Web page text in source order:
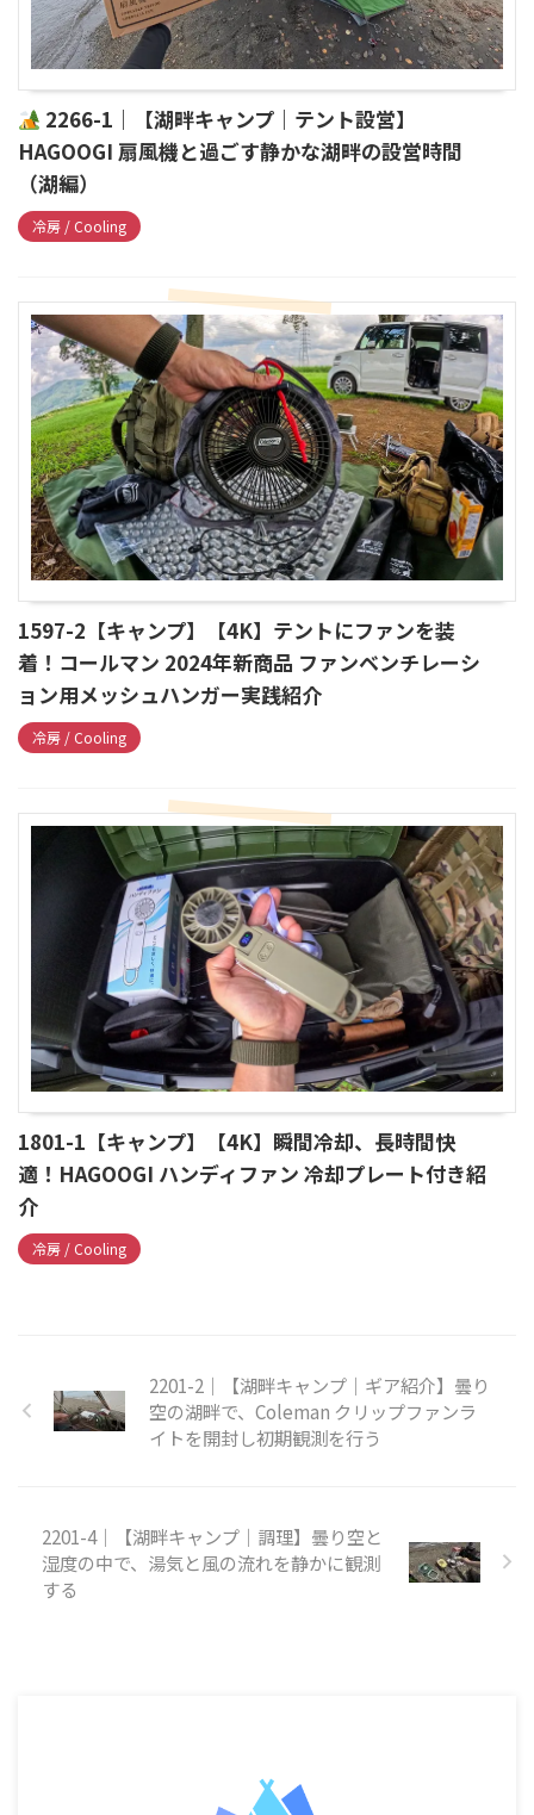
2266-1｜【湖畔キャンプ｜テント設営】
HAGOOGI 扇風機と過ごす静かな湖畔の設営時間
（湖編）
冷房 / Cooling
1597-2【キャンプ】【4K】テントにファンを装
着！コールマン 2024年新商品 ファンベンチレーシ
ョン用メッシュハンガー実践紹介
冷房 / Cooling
1801-1【キャンプ】【4K】瞬間冷却、長時間快
適！HAGOOGI ハンディファン 冷却プレート付き紹
介
冷房 / Cooling
2201-2｜【湖畔キャンプ｜ギア紹介】曇り
空の湖畔で、Coleman クリップファンラ
イトを開封し初期観測を行う
2201-4｜【湖畔キャンプ｜調理】曇り空と
湿度の中で、湯気と風の流れを静かに観測
する